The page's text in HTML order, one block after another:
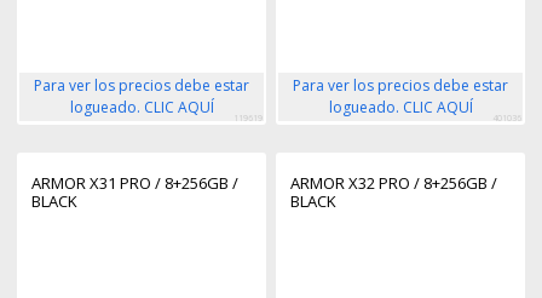
Para ver los precios debe estar
logueado. CLIC AQUÍ
119619
Para ver los precios debe estar
logueado. CLIC AQUÍ
401036
ARMOR X31 PRO / 8+256GB /
BLACK
ARMOR X32 PRO / 8+256GB /
BLACK